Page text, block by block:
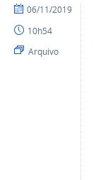
por
publicado
06/11/2019
10h54
Arquivo